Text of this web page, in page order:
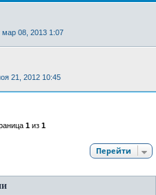
мар 08, 2013 1:07
21, 2012 10:45
1из 1
Перейти